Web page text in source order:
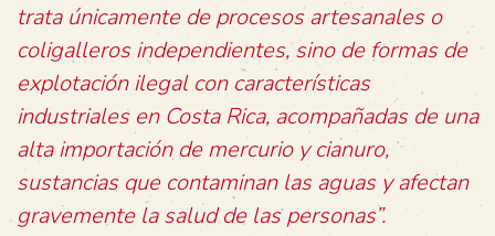
trata únicamente de procesos artesanales o
coligalleros independientes, sino de formas de
explotación ilegal con características
industriales en Costa Rica, acompañadas de una
alta importación de mercurio y cianuro,
sustancias que contaminan las aguas y afectan
gravemente la salud de las personas”.